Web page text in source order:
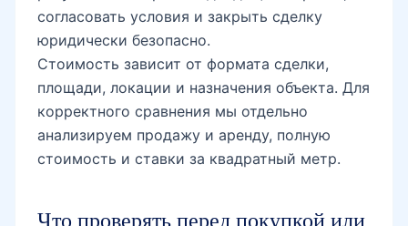
корректного сравнения мы отдельно
анализируем продажу и аренду, полную
стоимость и ставки за квадратный метр.
Что проверять перед покупкой или
арендой
фактор сделки с недвижимостью. На